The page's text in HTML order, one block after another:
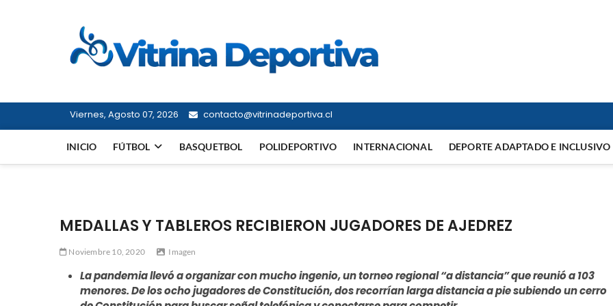
Viernes, Agosto 07, 2026 contacto@vitrinadeportiva.cl
INICIO FÚTBOL BASQUETBOL POLIDEPORTIVO INTERNACIONAL DEPORTE ADAPTADO E INCLUSIVO
MEDALLAS Y TABLEROS RECIBIERON JUGADORES DE AJEDREZ
Noviembre 10, 2020 Imagen
La pandemia llevó a organizar con mucho ingenio, un torneo regional “a distancia” que reunió a 103
menores. De los ocho jugadores de Constitución, dos recorrían larga distancia a pie subiendo un cerro